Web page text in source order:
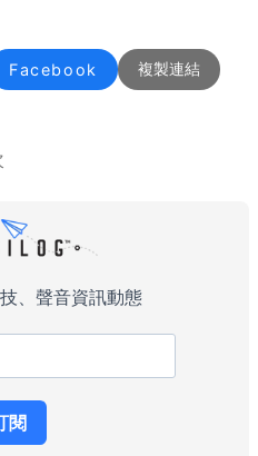
Facebook 複製連結